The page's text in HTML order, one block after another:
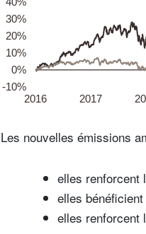
Les nouvelles émissions
elles renforcent
elles
elles renforcent